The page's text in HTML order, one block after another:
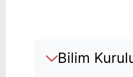
Bilim